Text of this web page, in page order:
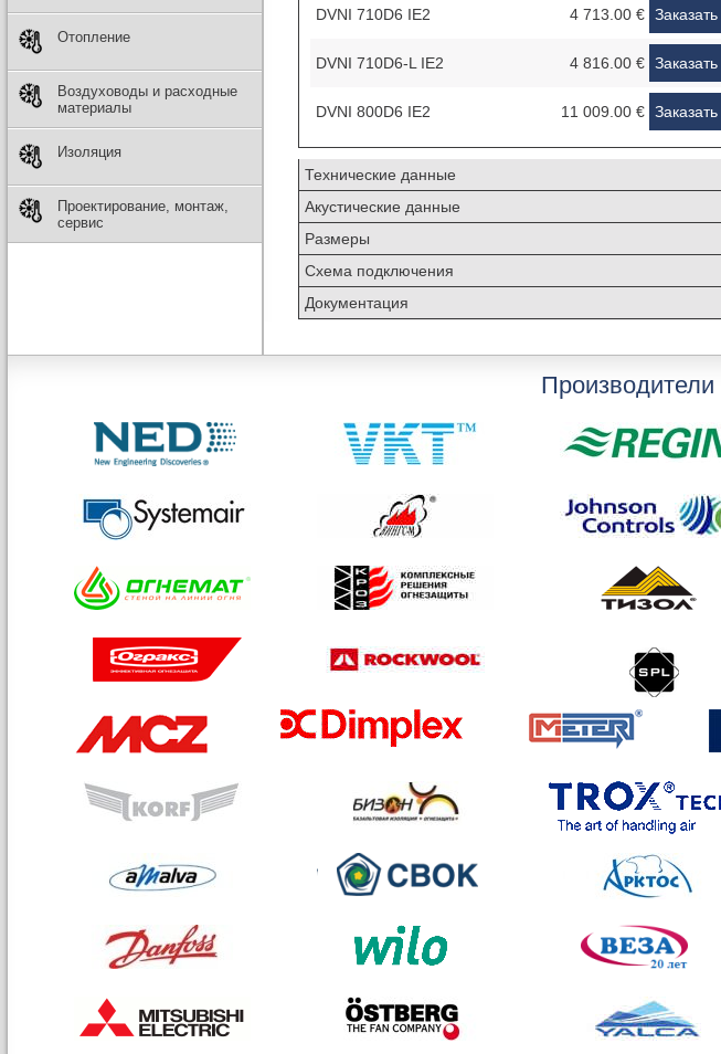
Отопление
Воздуховоды и расходные
материалы
Изоляция
Проектирование, монтаж,
сервис
DVNI 710D6 IE2 4 713.00 € Заказать
DVNI 710D6-L IE2 4 816.00 € Заказать
DVNI 800D6 IE2 11 009.00 € Заказать
Технические данные
Акустические данные
Размеры
Схема подключения
Документация
Производители